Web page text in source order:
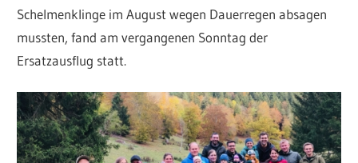
Schelmenklinge im August wegen Dauerregen absagen
mussten, fand am vergangenen Sonntag der
Ersatzausflug statt.